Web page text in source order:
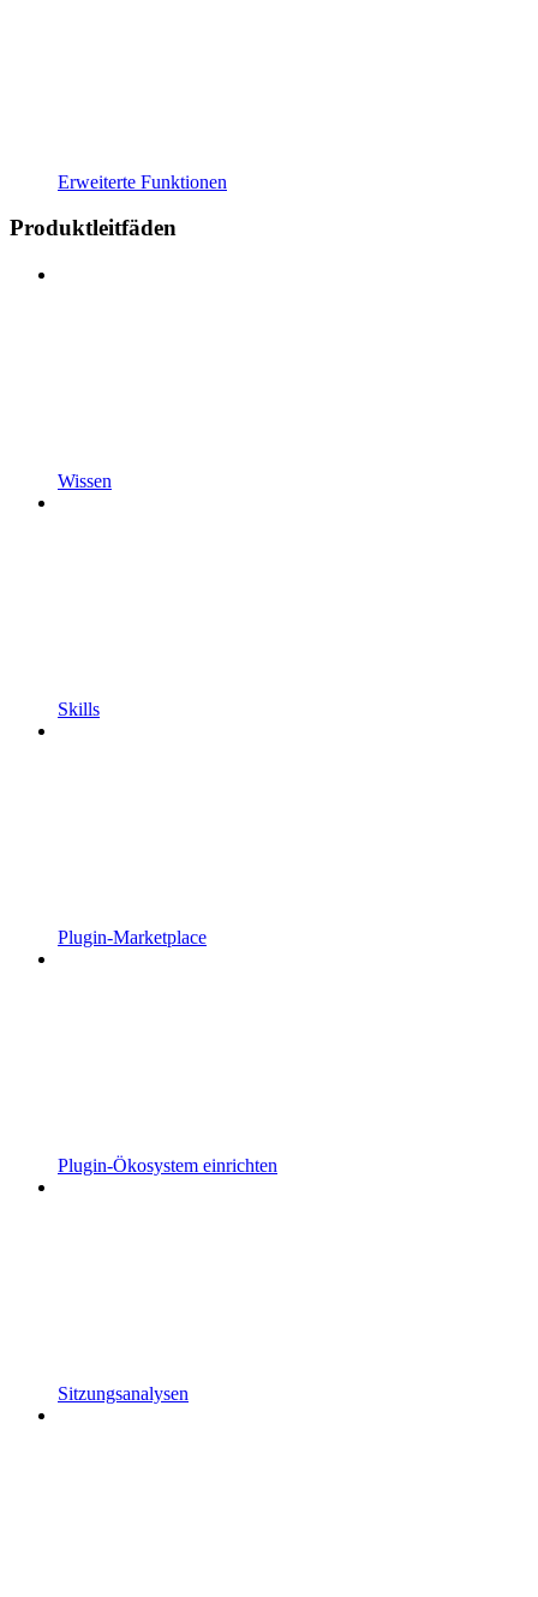
Erweiterte Funktionen
Produktleitfäden
Wissen
Skills
Plugin-Marketplace
Plugin-Ökosystem einrichten
Sitzungsanalysen